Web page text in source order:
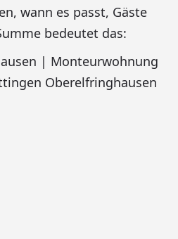
wann es passt, Gäste
bedeutet das:
| Monteurwohnung
Oberelfringhausen